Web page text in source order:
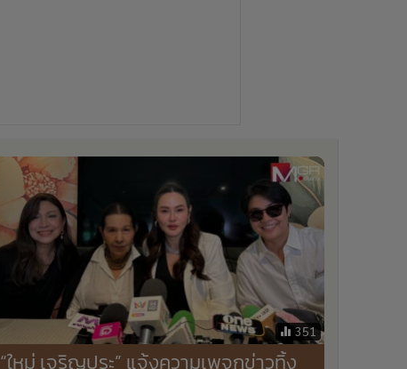
351
“ใหม่ เจริญปุระ” แจ้งความเพจกุข่าวทิ้ง